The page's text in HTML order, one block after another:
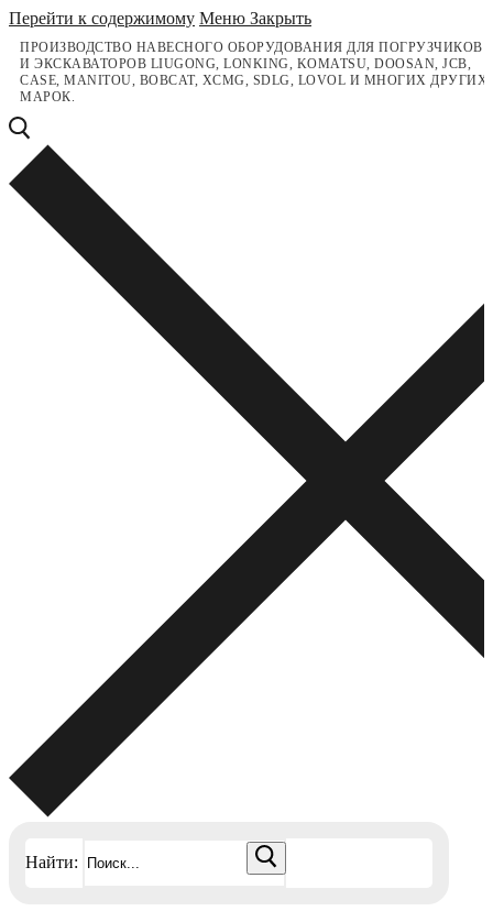
Перейти к содержимому Меню Закрыть
ПРОИЗВОДСТВО НАВЕСНОГО ОБОРУДОВАНИЯ ДЛЯ ПОГРУЗЧИКОВ
И ЭКСКАВАТОРОВ LIUGONG, LONKING, KOMATSU, DOOSAN, JCB,
CASE, MANITOU, BOBCAT, XCMG, SDLG, LOVOL И МНОГИХ ДРУГИХ
МАРОК.
Найти: